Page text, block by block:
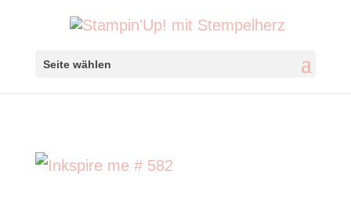
Seite wählen